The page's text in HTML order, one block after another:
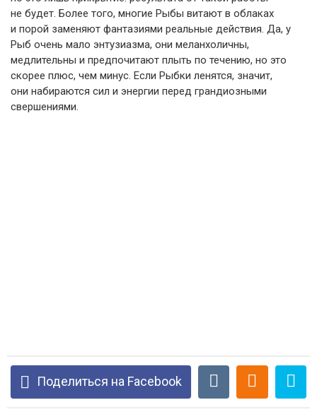
не будет. Более того, многие Рыбы витают в облаках
и порой заменяют фантазиями реальные действия. Да, у
Рыб очень мало энтузиазма, они меланхоличны,
медлительны и предпочитают плыть по течению, но это
скорее плюс, чем минус. Если Рыбки ленятся, значит,
они набираются сил и энергии перед грандиозными
свершениями.
Поделиться на Facebook